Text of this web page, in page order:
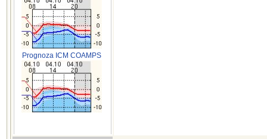
Prognoza ICM COAMPS